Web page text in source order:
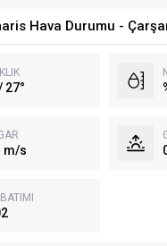
Hava Durumu -
27°
m/s